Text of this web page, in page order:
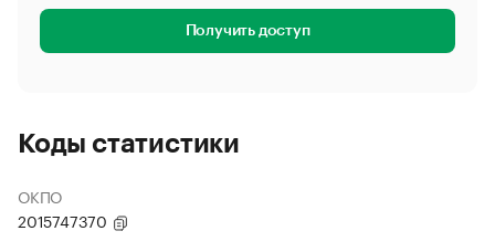
Получить доступ
Коды статистики
ОКПО
2015747370